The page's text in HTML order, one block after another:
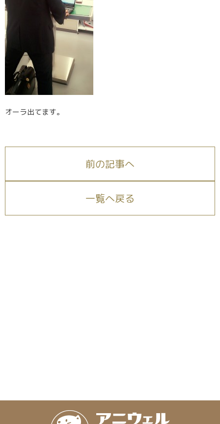
オーラ出てます。
前の記事へ
一覧へ戻る